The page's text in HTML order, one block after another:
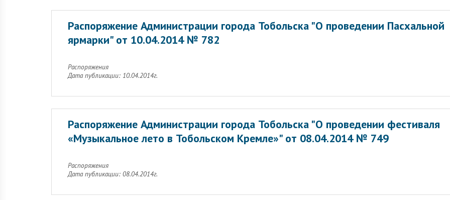
Распоряжение Администрации города Тобольска "О проведении Пасхальной
ярмарки" от 10.04.2014 № 782
Распоряжения
Дата публикации: 10.04.2014г.
Распоряжение Администрации города Тобольска "О проведении фестиваля
«Музыкальное лето в Тобольском Кремле»" от 08.04.2014 № 749
Распоряжения
Дата публикации: 08.04.2014г.